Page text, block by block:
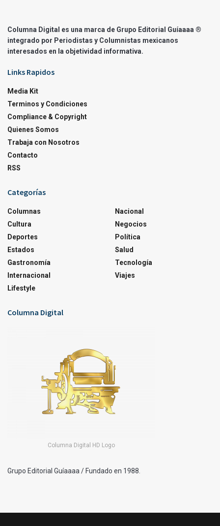
Columna Digital es una marca de Grupo Editorial Guíaaaa ®
integrado por Periodistas y Columnistas mexicanos
interesados en la objetividad informativa.
Links Rapidos
Media Kit
Terminos y Condiciones
Compliance & Copyright
Quienes Somos
Trabaja con Nosotros
Contacto
RSS
Categorías
Columnas
Cultura
Deportes
Estados
Gastronomía
Internacional
Lifestyle
Nacional
Negocios
Política
Salud
Tecnología
Viajes
Columna Digital
Columna Digital HD Logo
Grupo Editorial Guíaaaa / Fundado en 1988.